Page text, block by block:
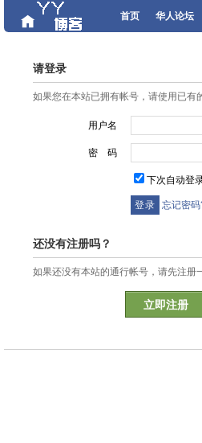
首页 华人论坛
请登录
如果您在本站已拥有帐号，请使用已有
用户名
密 码
下次自动登
忘记密
还没有注册吗？
如果还没有本站的通行帐号，请先注册
立即注册